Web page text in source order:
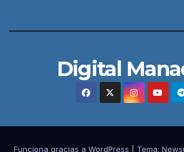
Digital
Funciona gracias a WordPress Tema: